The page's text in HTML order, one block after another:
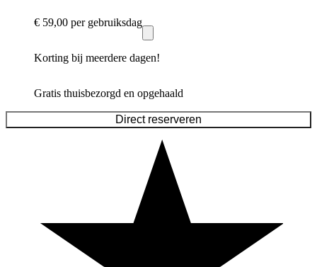
€ 59,00 per gebruiksdag
Korting bij meerdere dagen!
Gratis thuisbezorgd en opgehaald
Direct reserveren